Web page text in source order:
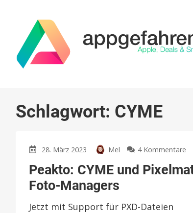
Schlagwort: CYME
28. März 2023 Mel 4 Kommentare
Peakto: CYME und
Foto-Managers
Jetzt mit Support für PXD-Dateien